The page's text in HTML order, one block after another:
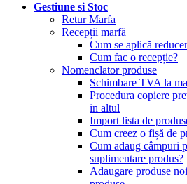
Gestiune si Stoc
Retur Marfa
Recepții marfă
Cum se aplică
Cum fac o recepție?
Nomenclator produse
Schimbare TVA la
Procedura copiere
in altul
Import lista de
Cum creez o fișă de
Cum adaug câmpuri
suplimentare produs?
Adaugare produse